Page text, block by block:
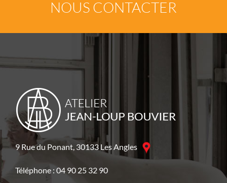
NOUS CONTACTER
9 Rue du Ponant, 30133 Les Angles
Téléphone : 04 90 25 32 90